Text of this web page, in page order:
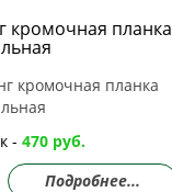
кромочная планка
-470 руб.
Подробнее...